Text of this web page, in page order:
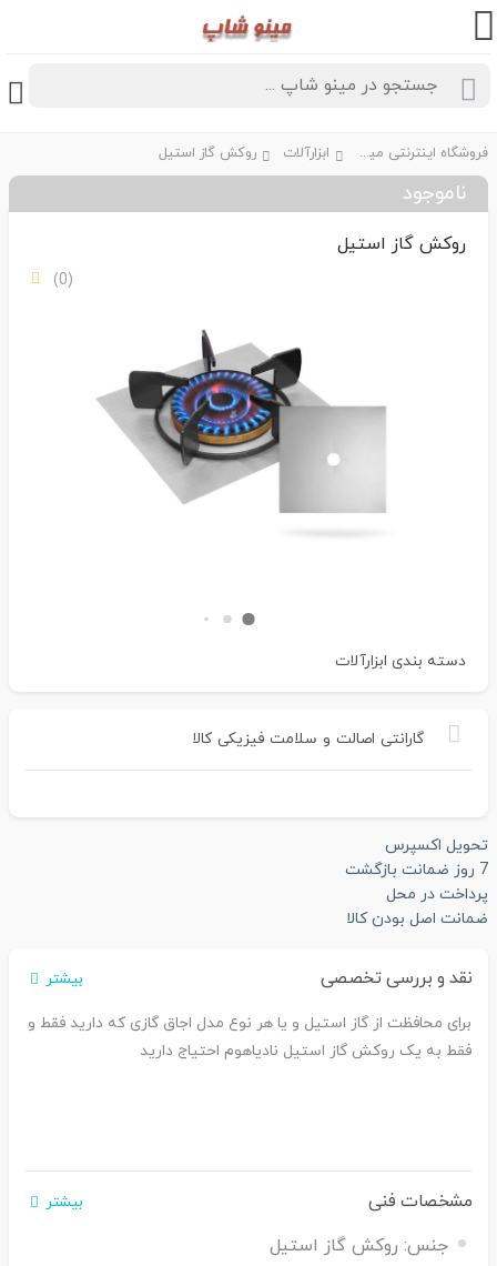
فروشگاه اینترنتی مینو شاپ ابزارآلات روکش گاز استیل
ناموجود
روکش گاز استیل
(0)
دسته بندی ابزارآلات
گارانتی اصالت و سلامت فیزیکی کالا
تحویل اکسپرس
7 روز ضمانت بازگشت
پرداخت در محل
ضمانت اصل بودن کالا
نقد و بررسی تخصصی بیشتر
برای محافظت از گاز استیل و یا هر نوع مدل اجاق گازی که دارید فقط و
فقط به یک روکش گاز استیل نادیاهوم احتیاج دارید
مشخصات فنی بیشتر
جنس: روکش گاز استیل